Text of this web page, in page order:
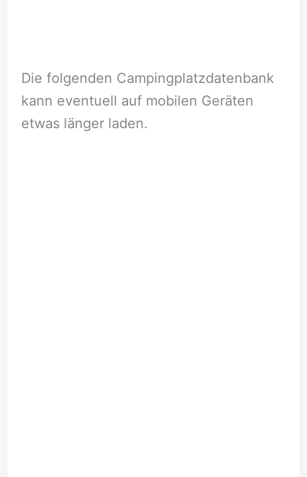
Die folgenden Campingplatzdatenbank
kann eventuell auf mobilen Geräten
etwas länger laden.